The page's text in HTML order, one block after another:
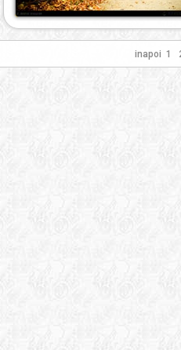
inapoi 1